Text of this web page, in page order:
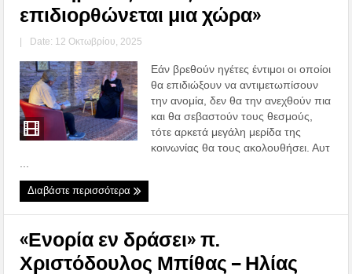
επιδιορθώνεται μια χώρα»
| Date: 12 Οκτωβρίου, 2025
Εάν βρεθούν ηγέτες έντιμοι οι οποίοι
θα επιδιώξουν να αντιμετωπίσουν
την ανομία, δεν θα την ανεχθούν πια
και θα σεβαστούν τους θεσμούς,
τότε αρκετά μεγάλη μερίδα της
κοινωνίας θα τους ακολουθήσει. Αυτ
Διαβάστε περισσότερα
«Ενορία εν δράσει» π.
Χριστόδουλος Μπίθας – Ηλίας